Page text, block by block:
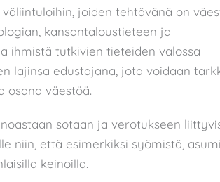
joiden tehtävänä on
kansantaloustieteen ja
ihmistä tutkivien tieteiden valossa
lajinsa edustajana, jota voidaan
osana väestöä.
sotaan ja verotukseen
niin, että esimerkiksi syömistä,
keinoilla.